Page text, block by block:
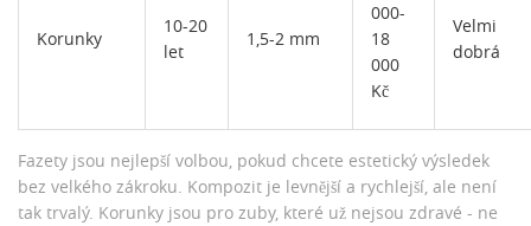
Korunky
10-20
let
1,5-2 mm
000-
18
000
Kč
Velmi
dobrá
Fazety jsou nejlepší volbou, pokud chcete estetický výsledek
bez velkého zákroku. Kompozit je levnější a rychlejší, ale není
tak trvalý. Korunky jsou pro zuby, které už nejsou zdravé - ne